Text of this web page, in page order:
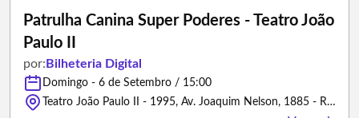
Patrulha Canina Super Poderes - Teatro João
Paulo II
por: Bilheteria Digital
Domingo - 6 de Setembro / 15:00
Teatro João Paulo II - 1995, Av. Joaquim Nelson, 1885 - Redonda, Teresina - PI - Teresina/Piauí